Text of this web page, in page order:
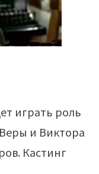
играть роль
и Виктора
Кастинг